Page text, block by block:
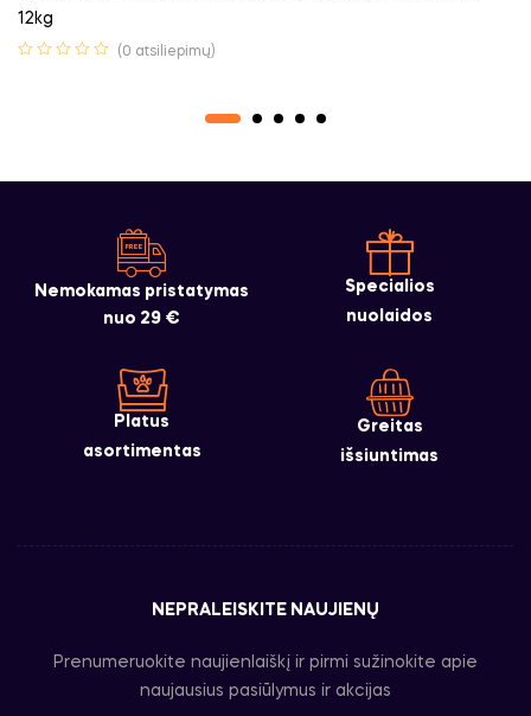
12kg
(0 atsiliepimų)
Nemokamas pristatymas
nuo 29 €
Specialios
nuolaidos
Platus
asortimentas
Greitas
išsiuntimas
NEPRALEISKITE NAUJIENŲ
Prenumeruokite naujienlaiškį ir pirmi sužinokite apie
naujausius pasiūlymus ir akcijas